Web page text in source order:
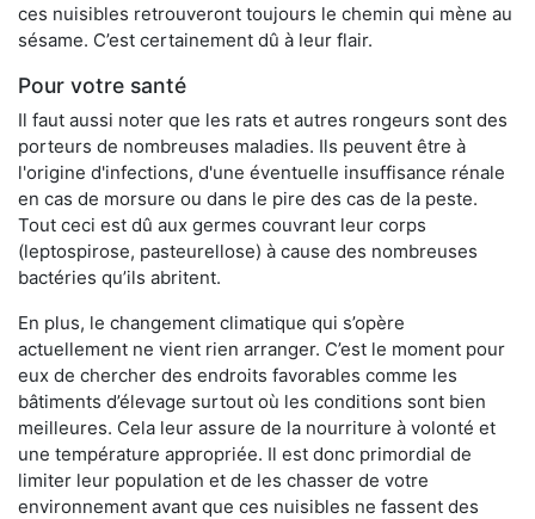
ces nuisibles retrouveront toujours le chemin qui mène au
sésame. C’est certainement dû à leur flair.
Pour votre santé
Il faut aussi noter que les rats et autres rongeurs sont des
porteurs de nombreuses maladies. Ils peuvent être à
l'origine d'infections, d'une éventuelle insuffisance rénale
en cas de morsure ou dans le pire des cas de la peste.
Tout ceci est dû aux germes couvrant leur corps
(leptospirose, pasteurellose) à cause des nombreuses
bactéries qu’ils abritent.
En plus, le changement climatique qui s’opère
actuellement ne vient rien arranger. C’est le moment pour
eux de chercher des endroits favorables comme les
bâtiments d’élevage surtout où les conditions sont bien
meilleures. Cela leur assure de la nourriture à volonté et
une température appropriée. Il est donc primordial de
limiter leur population et de les chasser de votre
environnement avant que ces nuisibles ne fassent des